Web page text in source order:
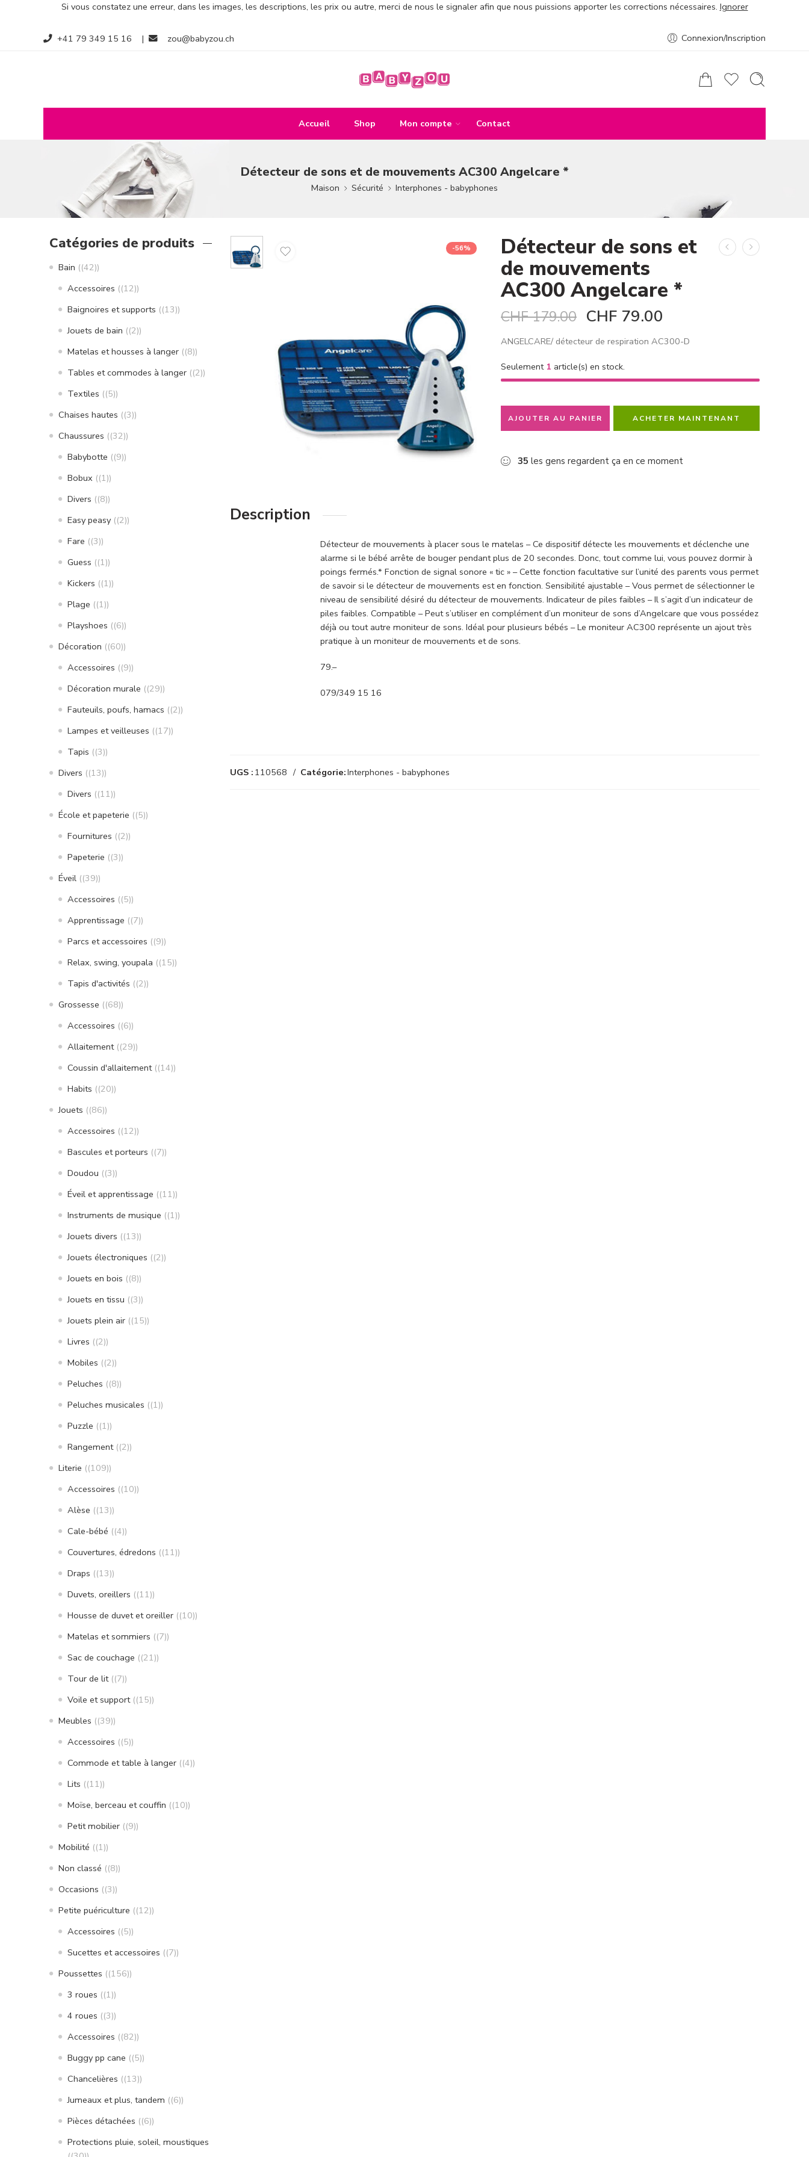
Si vous constatez une erreur, dans les images, les descriptions, les prix ou autre, merci de nous le signaler afin que nous puissions apporter les corrections nécessaires. Ignorer
+41 79 349 15 16 | zou@babyzou.ch Connexion/Inscription
Accueil Shop Mon compte Contact
Détecteur de sons et de mouvements AC300 Angelcare *
Maison Sécurité Interphones - babyphones
-56% Détecteur de sons et
de mouvements
AC300 Angelcare *
CHF179.00 CHF 79.00
ANGELCARE/ détecteur de respiration AC300-D
Seulement 1 article(s) en stock.
AJOUTER AU PANIER ACHETER MAINTENANT
35 les gens regardent ça en ce moment
Description
Détecteur de mouvements à placer sous le matelas – Ce dispositif détecte les mouvements et déclenche une
alarme si le bébé arrête de bouger pendant plus de 20 secondes. Donc, tout comme lui, vous pouvez dormir à
poings fermés.* Fonction de signal sonore « tic » – Cette fonction facultative sur l’unité des parents vous permet
de savoir si le détecteur de mouvements est en fonction. Sensibilité ajustable – Vous permet de sélectionner le
niveau de sensibilité désiré du détecteur de mouvements. Indicateur de piles faibles – Il s’agit d’un indicateur de
piles faibles. Compatible – Peut s’utiliser en complément d’un moniteur de sons d’Angelcare que vous possédez
déjà ou tout autre moniteur de sons. Idéal pour plusieurs bébés – Le moniteur AC300 représente un ajout très
pratique à un moniteur de mouvements et de sons.
79.–
079/349 15 16
UGS : 110568 Catégorie:Interphones - babyphones
Catégories de produits
Bain (42)
Accessoires (12)
Baignoires et supports (13)
Jouets de bain (2)
Matelas et housses à langer (8)
Tables et commodes à langer (2)
Textiles (5)
Chaises hautes (3)
Chaussures (32)
Babybotte (9)
Bobux (1)
Divers (8)
Easy peasy (2)
Fare (3)
Guess (1)
Kickers (1)
Plage (1)
Playshoes (6)
Décoration (60)
Accessoires (9)
Décoration murale (29)
Fauteuils, poufs, hamacs (2)
Lampes et veilleuses (17)
Tapis (3)
Divers (13)
Divers (11)
École et papeterie (5)
Fournitures (2)
Papeterie (3)
Éveil (39)
Accessoires (5)
Apprentissage (7)
Parcs et accessoires (9)
Relax, swing, youpala (15)
Tapis d'activités (2)
Grossesse (68)
Accessoires (6)
Allaitement (29)
Coussin d'allaitement (14)
Habits (20)
Jouets (86)
Accessoires (12)
Bascules et porteurs (7)
Doudou (3)
Éveil et apprentissage (11)
Instruments de musique (1)
Jouets divers (13)
Jouets électroniques (2)
Jouets en bois (8)
Jouets en tissu (3)
Jouets plein air (15)
Livres (2)
Mobiles (2)
Peluches (8)
Peluches musicales (1)
Puzzle (1)
Rangement (2)
Literie (109)
Accessoires (10)
Alèse (13)
Cale-bébé (4)
Couvertures, édredons (11)
Draps (13)
Duvets, oreillers (11)
Housse de duvet et oreiller (10)
Matelas et sommiers (7)
Sac de couchage (21)
Tour de lit (7)
Voile et support (15)
Meubles (39)
Accessoires (5)
Commode et table à langer (4)
Lits (11)
Moïse, berceau et couffin (10)
Petit mobilier (9)
Mobilité (1)
Non classé (8)
Occasions (3)
Petite puériculture (12)
Accessoires (5)
Sucettes et accessoires (7)
Poussettes (156)
3 roues (1)
4 roues (3)
Accessoires (82)
Buggy pp cane (5)
Chancelières (13)
Jumeaux et plus, tandem (6)
Pièces détachées (6)
Protections pluie, soleil, moustiques